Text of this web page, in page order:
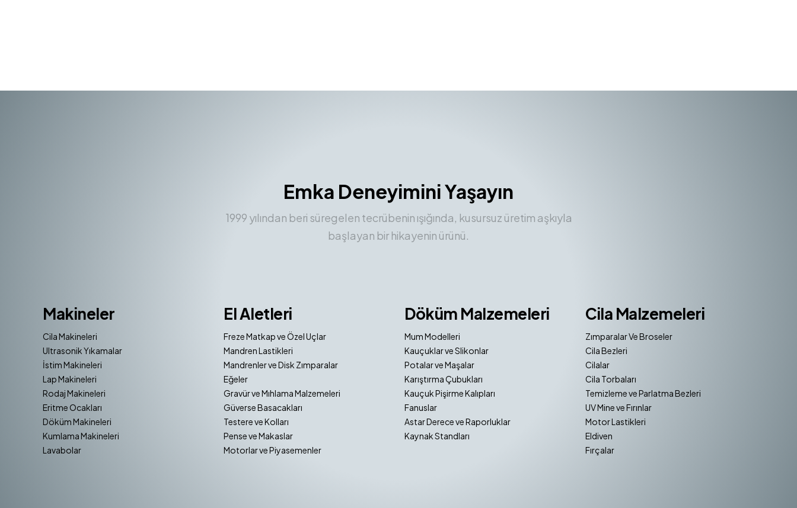
Emka Deneyimini Yaşayın
1999 yılından beri süregelen tecrübenin ışığında, kusursuz üretim aşkıyla
başlayan bir hikayenin ürünü.
Makineler
Cila Makineleri
Ultrasonik Yıkamalar
İstim Makineleri
Lap Makineleri
Rodaj Makineleri
Eritme Ocakları
Döküm Makineleri
Kumlama Makineleri
Lavabolar
El Aletleri
Freze Matkap ve Özel Uçlar
Mandren Lastikleri
Mandrenler ve Disk Zımparalar
Eğeler
Gravür ve Mıhlama Malzemeleri
Güverse Basacakları
Testere ve Kolları
Pense ve Makaslar
Motorlar ve Piyasemenler
Döküm Malzemeleri
Mum Modelleri
Kauçuklar ve Slikonlar
Potalar ve Maşalar
Karıştırma Çubukları
Kauçuk Pişirme Kalıpları
Fanuslar
Astar Derece ve Raporluklar
Kaynak Standları
Cila Malzemeleri
Zımparalar Ve Broseler
Cila Bezleri
Cilalar
Cila Torbaları
Temizleme ve Parlatma Bezleri
UV Mine ve Fırınlar
Motor Lastikleri
Eldiven
Fırçalar